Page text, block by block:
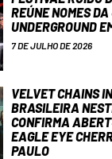
REÚNE NOMES DA
UNDERGROUND
7 DE JULHO DE 2026
VELVET CHAINS
BRASILEIRA
CONFIRMA
EAGLE EYE
PAULO